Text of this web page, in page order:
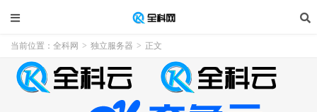
当前位置： 全科网 > 独立服务器 > 正文